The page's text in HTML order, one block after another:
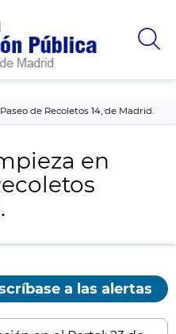
de Recoletos 14, de Madrid.
en
a las alertas